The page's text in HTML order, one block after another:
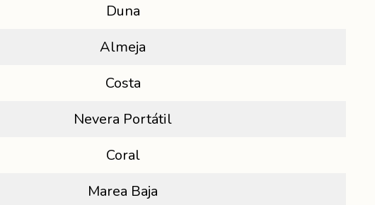
Duna
Almeja
Costa
Nevera Portátil
Coral
Marea Baja